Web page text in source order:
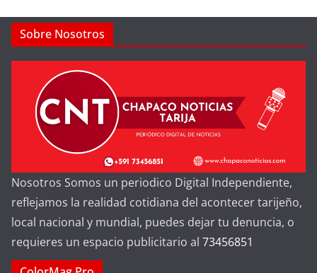
Sobre Nosotros
Nosotros Somos un periodico Digital Independiente,
reflejamos la realidad cotidiana del acontecer tarijeño,
local nacional y mundial, puedes dejar tu denuncia, o
requieres un espacio publicitario al 73456851